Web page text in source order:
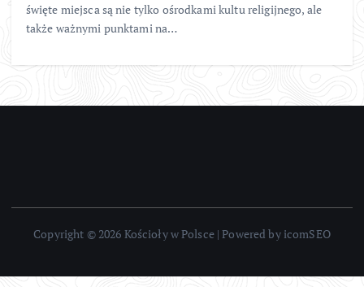
święte miejsca są nie tylko ośrodkami kultu religijnego, ale
także ważnymi punktami na…
Copyright © 2026 Kościoły w Polsce | Powered by icomSEO